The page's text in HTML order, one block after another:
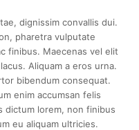
dignissim convallis dui.
pharetra vulputate
finibus. Maecenas vel elit
Aliquam a eros urna.
bibendum consequat.
enim accumsan felis
dictum lorem, non finibus
eu aliquam ultricies.